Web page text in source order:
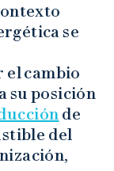
se
cambio
su posición
de
del